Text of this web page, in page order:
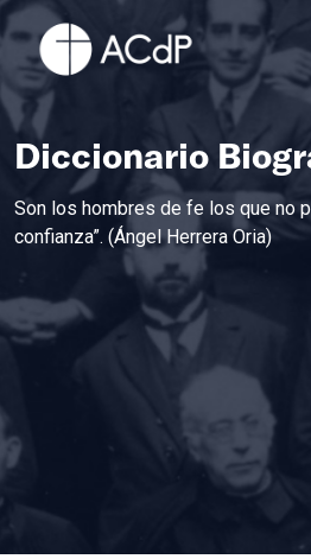
Diccionario
Son los hombres de fe los que no
confianza”. (Ángel Herrera Oria)